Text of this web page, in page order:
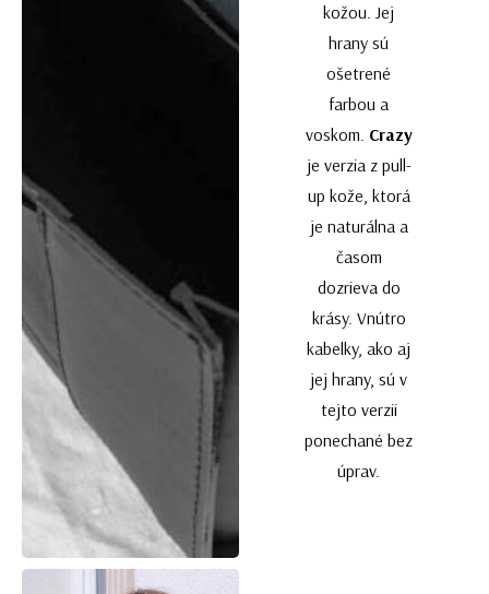
kožou. Jej
hrany sú
ošetrené
farbou a
voskom. Crazy
je verzia z pull-
up kože, ktorá
je naturálna a
časom
dozrieva do
krásy. Vnútro
kabelky, ako aj
jej hrany, sú v
tejto verzii
ponechané bez
úprav.